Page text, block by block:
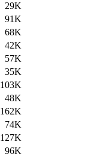
29K
91K
68K
42K
57K
35K
103K
48K
162K
74K
127K
96K